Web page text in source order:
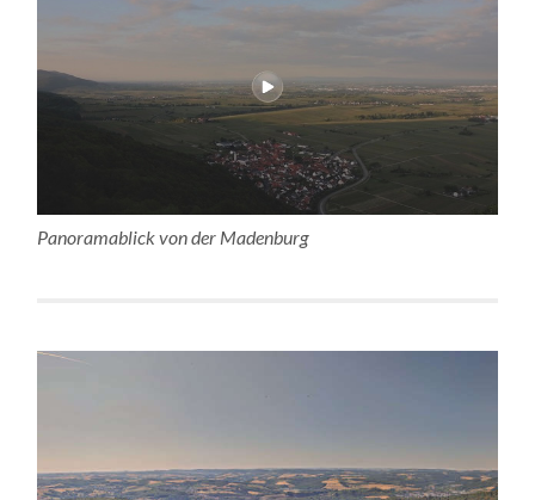
Panoramablick von der Madenburg